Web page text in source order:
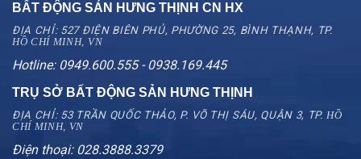
BẤT ĐỘNG SẢN HƯNG THỊNH CN HX
ĐỊA CHỈ: 527 ĐIỆN BIÊN PHỦ, PHƯỜNG 25, BÌNH THẠNH, TP.
HỒ CHÍ MINH, VN
Hotline: 0949.600.555 - 0938.169.445
TRỤ SỞ BẤT ĐỘNG SẢN HƯNG THỊNH
ĐỊA CHỈ: 53 TRẦN QUỐC THẢO, P. VÕ THỊ SÁU, QUẬN 3, TP.HỒ
CHÍ MINH, VN
Điện thoại: 028.3888.3379